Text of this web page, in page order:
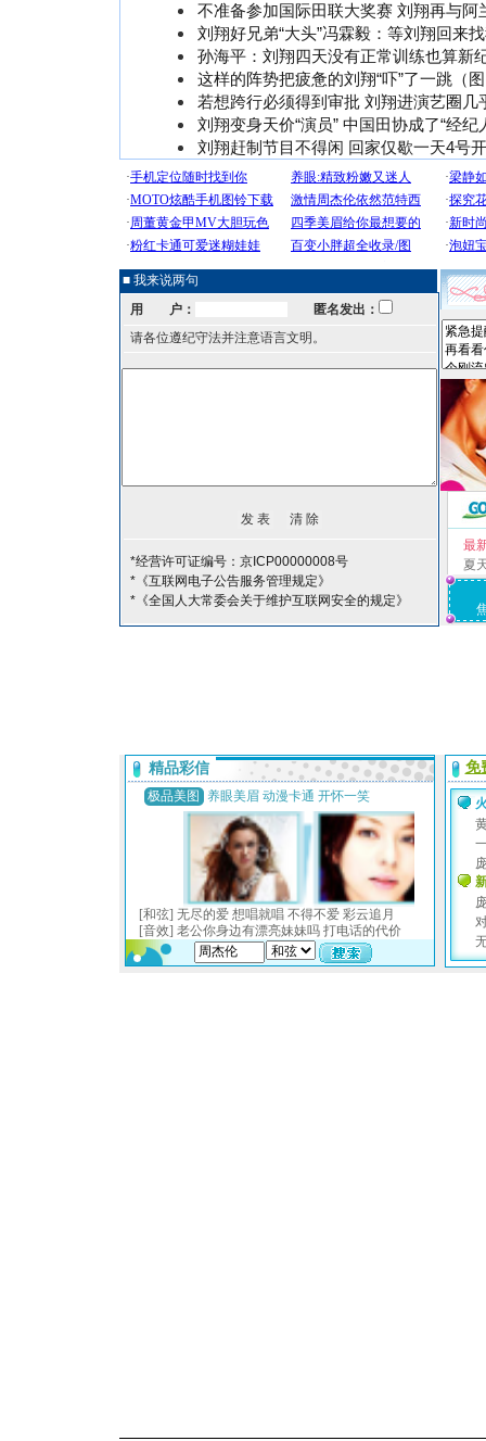
不准备参加国际田联大奖赛 刘翔再与阿
刘翔好兄弟“大头”冯霖毅：等刘翔回来
孙海平：刘翔四天没有正常训练也算新
这样的阵势把疲惫的刘翔“吓”了一跳（
若想跨行必须得到审批 刘翔进演艺圈几
刘翔变身天价“演员” 中国田协成了“经纪
刘翔赶制节目不得闲 回家仅歇一天4号
■ 我来说两句
用 户：
匿名发出：
请各位遵纪守法并注意语言文明。
*经营许可证编号：京ICP00000008号
*《互联网电子公告服务管理规定》
*《全国人大常委会关于维护互联网安全的规定》
最
夏